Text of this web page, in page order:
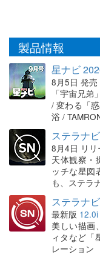
製品情報
星ナビ
8月5日 発売
「宇宙兄
/ 変わる「
浴 /
ステラナ
8月4日 リリ
天体観察・
ッチな星図
も、ステラ
ステラナ
最新版 12.0i
美しい描画
ィタなど「
レーション